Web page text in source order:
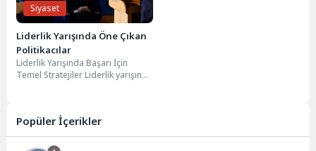
Siyaset
Liderlik Yarışında Öne Çıkan
Politikacılar
Liderlik Yarışında Başarı İçin
Temel Stratejiler Liderlik yarışında
Popüler İçerikler